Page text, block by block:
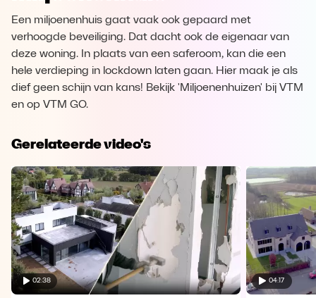
Een miljoenenhuis gaat vaak ook gepaard met
verhoogde beveiliging. Dat dacht ook de eigenaar van
deze woning. In plaats van een saferoom, kan die een
hele verdieping in lockdown laten gaan. Hier maak je als
dief geen schijn van kans! Bekijk 'Miljoenenhuizen' bij VTM
en op VTM GO.
Gerelateerde video's
02:38 04:17